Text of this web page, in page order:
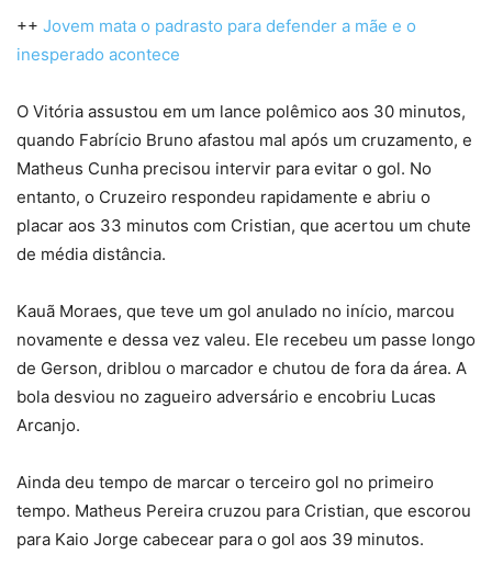
++ Jovem mata o padrasto para defender a mãe e o
inesperado acontece
O Vitória assustou em um lance polêmico aos 30 minutos,
quando Fabrício Bruno afastou mal após um cruzamento, e
Matheus Cunha precisou intervir para evitar o gol. No
entanto, o Cruzeiro respondeu rapidamente e abriu o
placar aos 33 minutos com Cristian, que acertou um chute
de média distância.
Kauã Moraes, que teve um gol anulado no início, marcou
novamente e dessa vez valeu. Ele recebeu um passe longo
de Gerson, driblou o marcador e chutou de fora da área. A
bola desviou no zagueiro adversário e encobriu Lucas
Arcanjo.
Ainda deu tempo de marcar o terceiro gol no primeiro
tempo. Matheus Pereira cruzou para Cristian, que escorou
para Kaio Jorge cabecear para o gol aos 39 minutos.